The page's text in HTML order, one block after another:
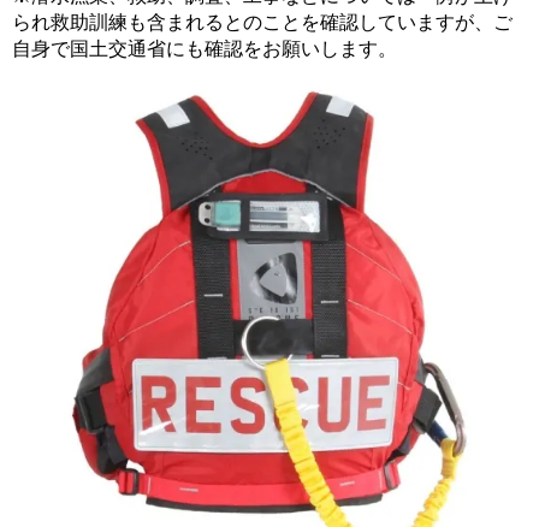
られ救助訓練も含まれるとのことを確認していますが、ご
自身で国土交通省にも確認をお願いします。